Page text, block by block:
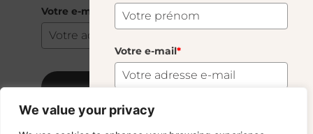
We value your privacy
Votre e-mail
S'abonner
Votre e-mail*